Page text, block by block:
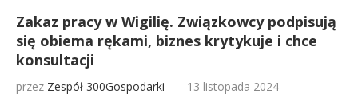
Zakaz pracy w Wigilię. Związkowcy podpisują
się obiema rękami, biznes krytykuje i chce
konsultacji
przez Zespół 300Gospodarki 13 listopada 2024